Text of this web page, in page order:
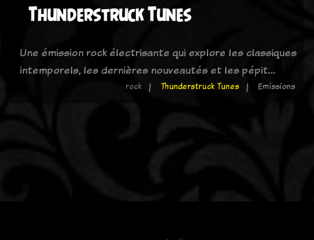
Thunderstruck Tunes
Une émission rock électrisante qui explore les classiques
intemporels, les dernières nouveautés et les pépit…
rock Thunderstruck Tunes Emissions